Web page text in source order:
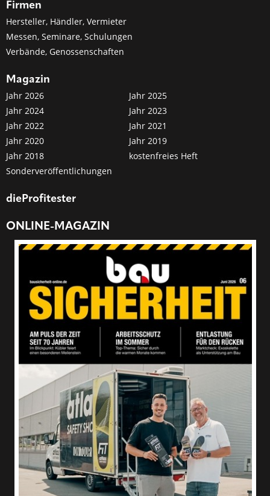
Firmen
Hersteller, Händler, Vermieter
Messen, Seminare, Schulungen
Verbände, Genossenschaften
Magazin
Jahr 2026
Jahr 2025
Jahr 2024
Jahr 2023
Jahr 2022
Jahr 2021
Jahr 2020
Jahr 2019
Jahr 2018
kostenfreies Heft
Sonderveröffentlichungen
dieProfitester
ONLINE-MAGAZIN